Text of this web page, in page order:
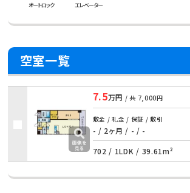
オートロック エレベーター
空室一覧
7.5万円 / 共 7,000円
敷金 / 礼金 / 保証 / 敷引
- / 2ヶ月 / - / -
702 / 1LDK / 39.61m²